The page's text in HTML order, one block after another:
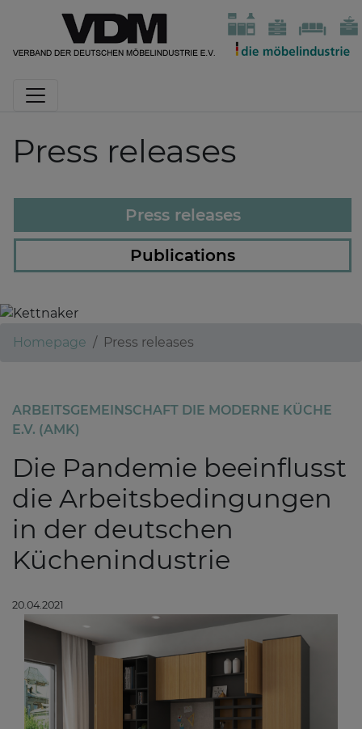
Press releases
Press releases
Publications
Homepage Press releases
ARBEITSGEMEINSCHAFT DIE MODERNE KÜCHE
E.V. (AMK)
Die Pandemie beeinflusst
die Arbeitsbedingungen
in der deutschen
Küchenindustrie
20.04.2021